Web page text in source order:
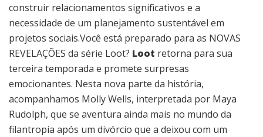
construir relacionamentos significativos e a
necessidade de um planejamento sustentável em
projetos sociais.Você está preparado para as NOVAS
REVELAÇÕES da série Loot? Loot retorna para sua
terceira temporada e promete surpresas
emocionantes. Nesta nova parte da história,
acompanhamos Molly Wells, interpretada por Maya
Rudolph, que se aventura ainda mais no mundo da
filantropia após um divórcio que a deixou com um